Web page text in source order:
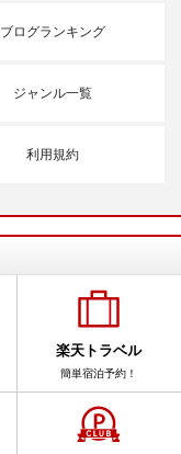
ブログランキング
ジャンル一覧
利用規約
楽天トラベル
簡単宿泊予約！